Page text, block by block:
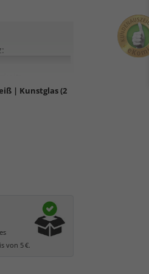
beiden Seiten,
und feine
| Kunstglas (2
von 5 €.